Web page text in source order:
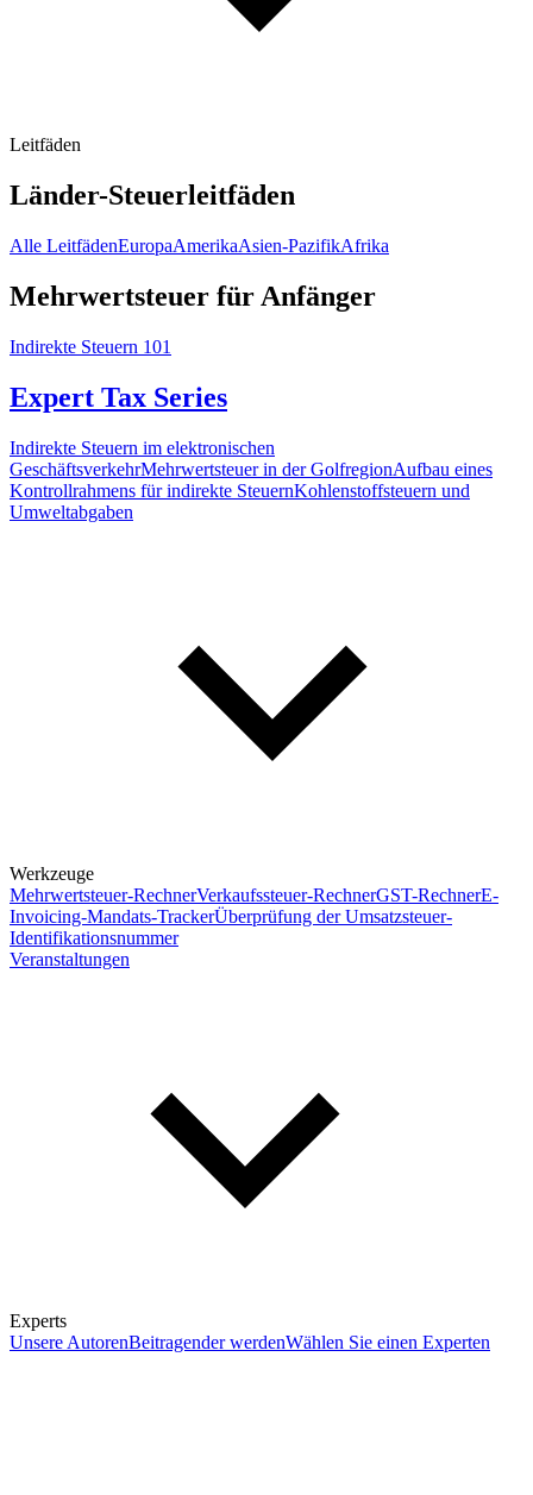
Leitfäden
Länder-Steuerleitfäden
Alle LeitfädenEuropaAmerikaAsien-PazifikAfrika
Mehrwertsteuer für Anfänger
Indirekte Steuern 101
Expert Tax Series
Indirekte Steuern im elektronischen
GeschäftsverkehrMehrwertsteuer in der GolfregionAufbau eines
Kontrollrahmens für indirekte SteuernKohlenstoffsteuern und
Umweltabgaben
Werkzeuge
Mehrwertsteuer-RechnerVerkaufssteuer-RechnerGST-RechnerE-
Invoicing-Mandats-TrackerÜberprüfung der Umsatzsteuer-
Identifikationsnummer
Veranstaltungen
Experts
Unsere AutorenBeitragender werdenWählen Sie einen Experten